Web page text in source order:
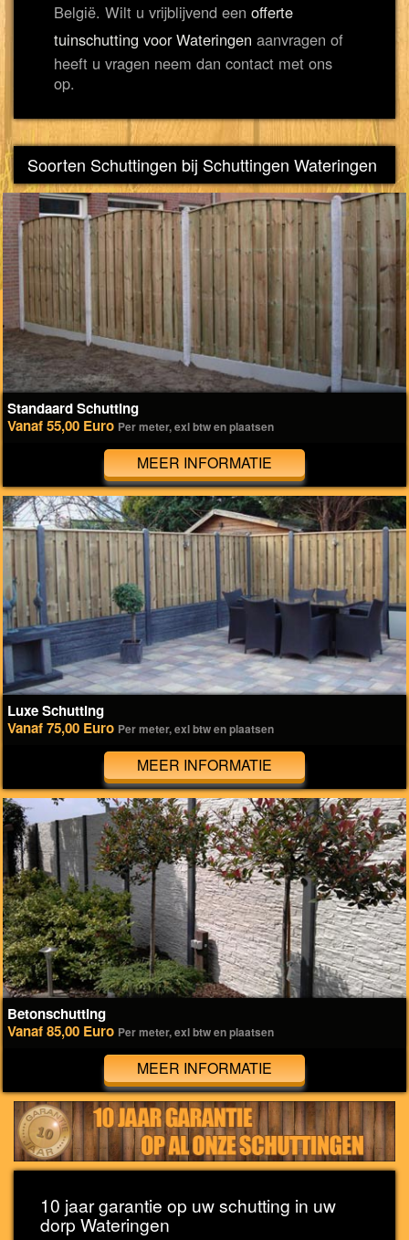
België. Wilt u vrijblijvend een offerte
tuinschutting voor Wateringen aanvragen of
heeft u vragen neem dan contact met ons
op.
Soorten Schuttingen bij Schuttingen Wateringen
Standaard Schutting
Vanaf 55,00 Euro Per meter, exl btw en plaatsen
MEER INFORMATIE
Luxe Schutting
Vanaf 75,00 Euro Per meter, exl btw en plaatsen
MEER INFORMATIE
Betonschutting
Vanaf 85,00 Euro Per meter, exl btw en plaatsen
MEER INFORMATIE
10 jaar garantie op uw schutting in uw
dorp Wateringen